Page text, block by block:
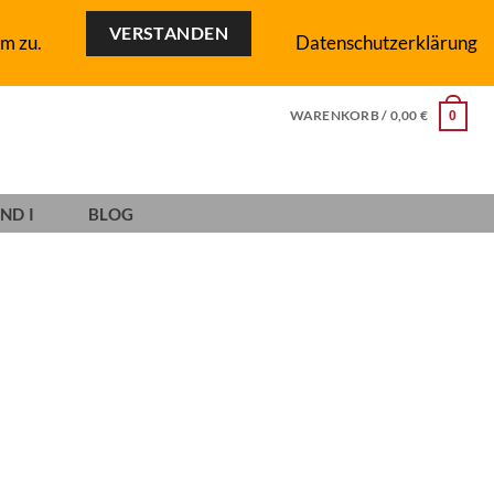
WARENKORB / 0,00 € 0
I BLOG
zu. VERSTANDEN Datenschutzerklärung